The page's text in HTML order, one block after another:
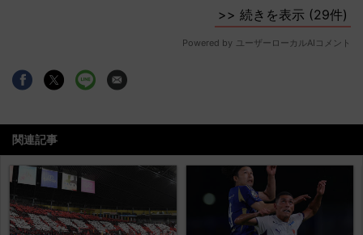
関連記事